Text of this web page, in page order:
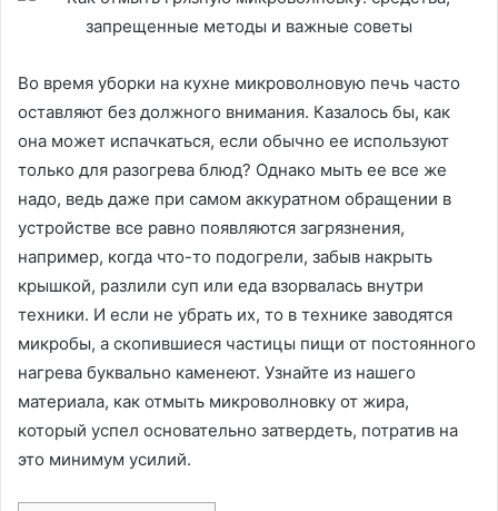
Во время уборки на кухне микроволновую печь часто
оставляют без должного внимания. Казалось бы, как
она может испачкаться, если обычно ее используют
только для разогрева блюд? Однако мыть ее все же
надо, ведь даже при самом аккуратном обращении в
устройстве все равно появляются загрязнения,
например, когда что-то подогрели, забыв накрыть
крышкой, разлили суп или еда взорвалась внутри
техники. И если не убрать их, то в технике заводятся
микробы, а скопившиеся частицы пищи от постоянного
нагрева буквально каменеют. Узнайте из нашего
материала, как отмыть микроволновку от жира,
который успел основательно затвердеть, потратив на
это минимум усилий.